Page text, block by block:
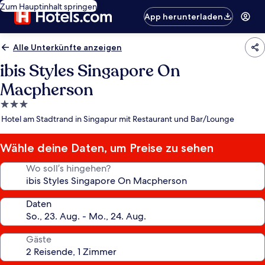
Zum Hauptinhalt springen
App herunterladen
Alle Unterkünfte anzeigen
ibis Styles Singapore On
Macpherson
3.0-
Sterne-
Hotel am Stadtrand in Singapur mit Restaurant und Bar/Lounge
Wähle deine Daten, um Preise zu sehen
Wo soll’s hingehen?
Daten
Gäste